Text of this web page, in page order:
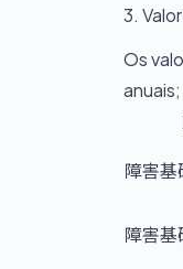
3.
Os
障害基
障害基